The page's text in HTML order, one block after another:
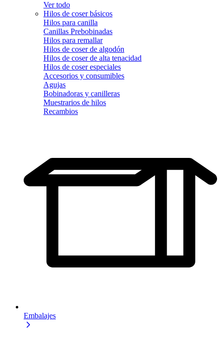
Ver todo
Hilos de coser básicos
Hilos para canilla
Canillas Prebobinadas
Hilos para remallar
Hilos de coser de algodón
Hilos de coser de alta tenacidad
Hilos de coser especiales
Accesorios y consumibles
Agujas
Bobinadoras y canilleras
Muestrarios de hilos
Recambios
Embalajes